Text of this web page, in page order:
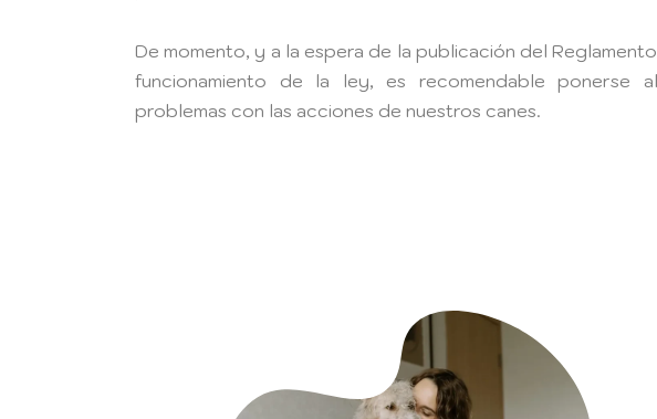
De momento, y a la espera de la publicación del
funcionamiento de la ley, es recomendable ponerse
problemas con las acciones de nuestros canes.